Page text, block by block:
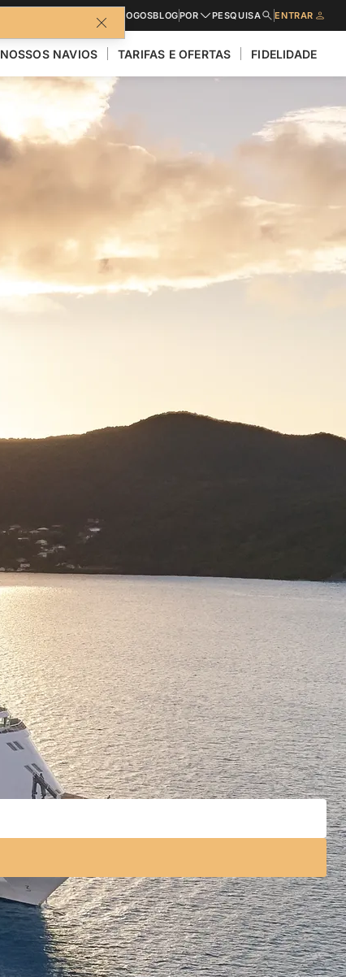
CATÁLOGOSBLOGPOR PESQUISA ENTRAR
NOSSOS NAVIOS TARIFAS E OFERTAS FIDELIDADE